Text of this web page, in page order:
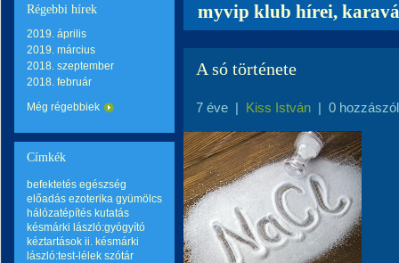
Régebbi hírek
2019. április
2019. március
2018. szeptember
2018. február
Még régebbiek
Címkék
befektetés egészség
előadás ezoterika gyümölcs
hálózatépítés kutatás
késmárki lászló:gyógyító
kéztartások ii. késmárki
lászló:test-lélek szótár
myvip klub hírei,
A só története
7 éve | Kiss István | 0